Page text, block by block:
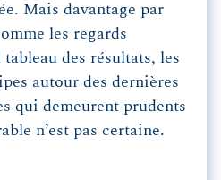
Mais davantage par
les regards
des résultats, les
autour des dernières
qui demeurent prudents
n’est pas certaine.